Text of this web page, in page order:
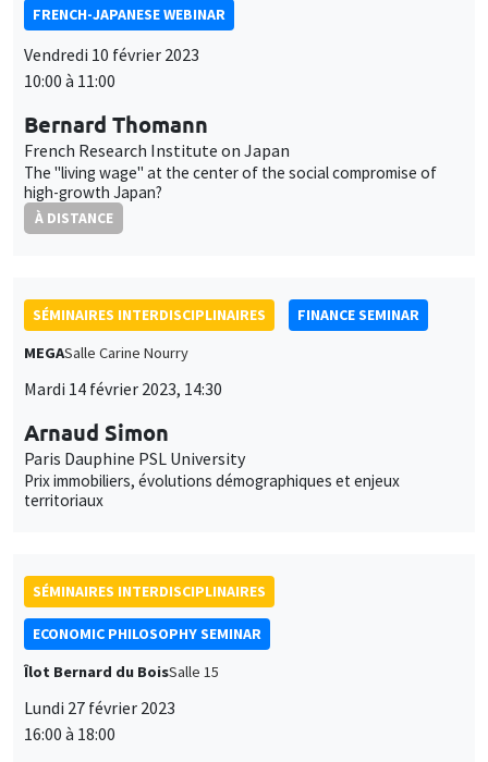
FRENCH-JAPANESE WEBINAR
Vendredi 10 février 2023
10:00 à 11:00
Bernard Thomann
French Research Institute on Japan
The "living wage" at the center of the social compromise of
high-growth Japan?
À DISTANCE
SÉMINAIRES INTERDISCIPLINAIRES
FINANCE SEMINAR
MEGASalle Carine Nourry
Mardi 14 février 2023, 14:30
Arnaud Simon
Paris Dauphine PSL University
Prix immobiliers, évolutions démographiques et enjeux
territoriaux
SÉMINAIRES INTERDISCIPLINAIRES
ECONOMIC PHILOSOPHY SEMINAR
Îlot Bernard du BoisSalle 15
Lundi 27 février 2023
16:00 à 18:00